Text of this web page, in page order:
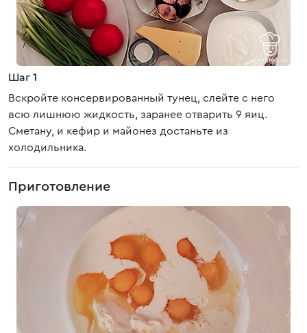
Шаг 1
Вскройте консервированный тунец, слейте с него
всю лишнюю жидкость, заранее отварить 9 яиц.
Сметану, и кефир и майонез достаньте из
холодильника.
Приготовление